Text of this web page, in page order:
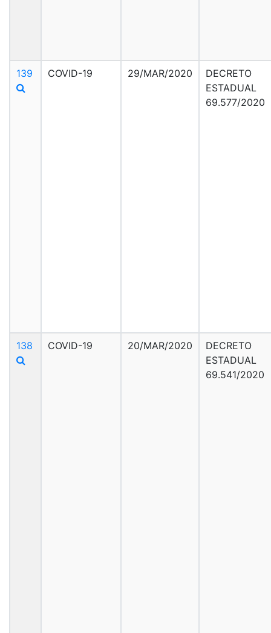
139 COVID-19 29/MAR/2020
DECRETO
ESTADUAL
69.577/2020
138 COVID-19 20/MAR/2020
DECRETO
ESTADUAL
69.541/2020